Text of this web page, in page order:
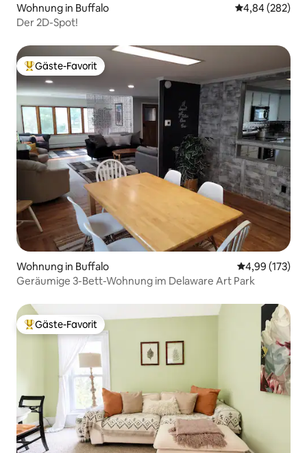
Wohnung in Buffalo
4,84 (282)
Der 2D-Spot!
Beliebter Gäste-Favorit.
Gäste-Favorit
Wohnung in Buffalo
4,99 (173)
Geräumige 3-Bett-Wohnung im Delaware Art Park
Beliebter Gäste-Favorit.
Gäste-Favorit